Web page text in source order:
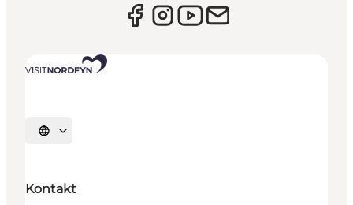
Vælg sprog
Kontakt